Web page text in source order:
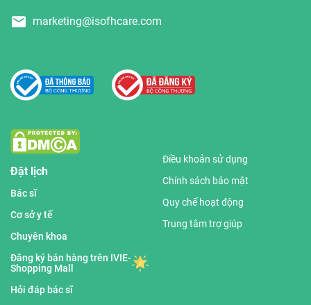
marketing@isofhcare.com
Đặt lịch
Bác sĩ
Cơ sở y tế
Chuyên khoa
Đăng ký bán hàng trên IVIE-
Shopping Mall
Hỏi đáp bác sĩ
Điều khoản sử dụng
Chính sách bảo mật
Quy chế hoạt động
Trung tâm trợ giúp